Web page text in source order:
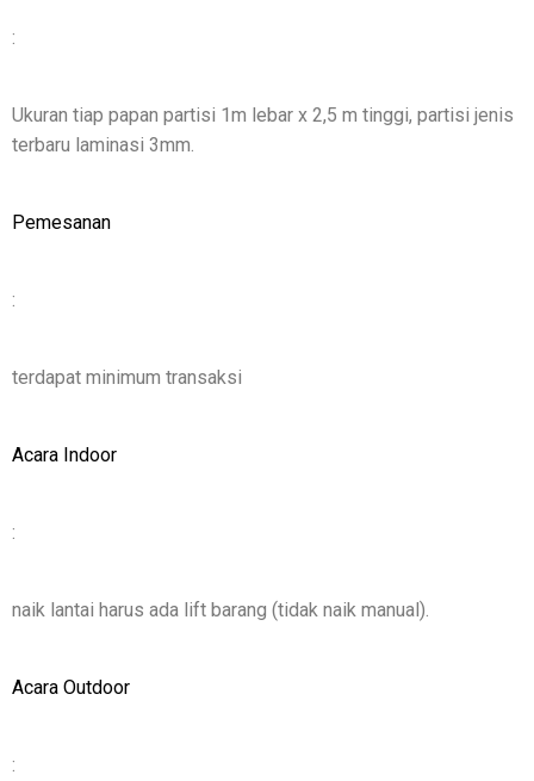
:
Ukuran tiap papan partisi 1m lebar x 2,5 m tinggi, partisi jenis
terbaru laminasi 3mm.
Pemesanan
:
terdapat minimum transaksi
Acara Indoor
:
naik lantai harus ada lift barang (tidak naik manual).
Acara Outdoor
: